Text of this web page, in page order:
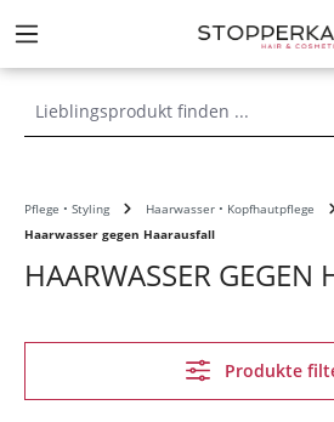
springen
Pflege • Styling
Haarwasser • Kopfhautpflege
Haarwasser gegen Haarausfall
HAARWASSER GEGEN
Produkte